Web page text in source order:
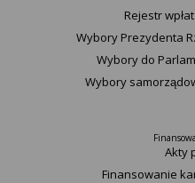
Rejestr
Wybory Prezydenta
Wybory do
Wybory
Akty
Finansowanie